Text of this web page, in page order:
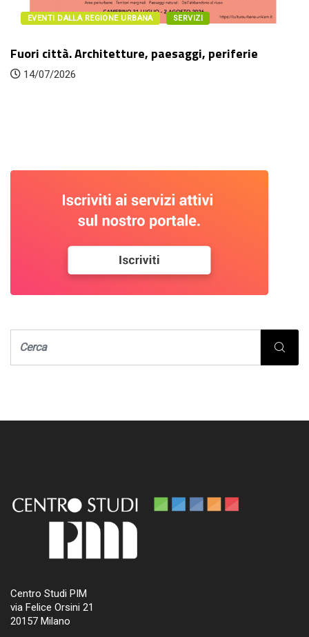
EVENTI DALLA REGIONE URBANA SERVIZI
Fuori città. Architetture, paesaggi, periferie
14/07/2026
Centro Studi PIM
via Felice Orsini 21
20157 Milano